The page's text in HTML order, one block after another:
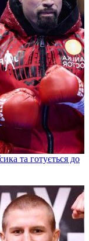
та готується до